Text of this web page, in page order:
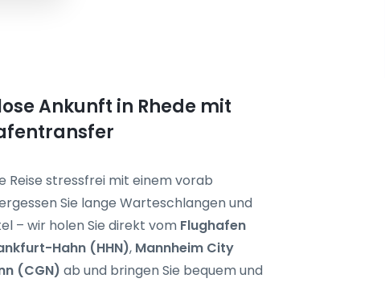
Ankunft in Rhede mit
Reise stressfrei mit einem vorab
Sie lange Warteschlangen und
– wir holen Sie direkt vom Flughafen
Hahn (HHN), Mannheim City
(CGN) ab und bringen Sie bequem und